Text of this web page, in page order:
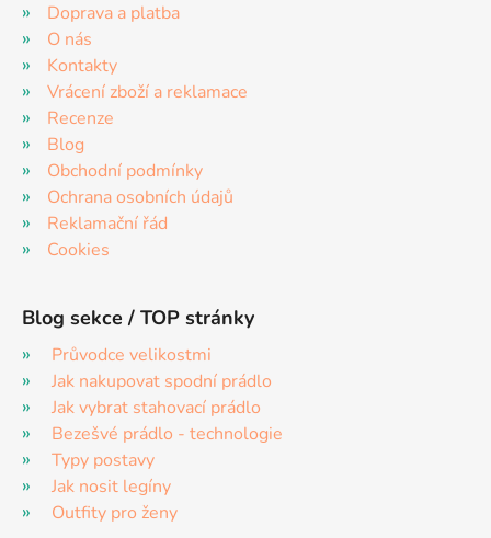
Doprava a platba
O nás
Kontakty
Vrácení zboží a reklamace
Recenze
Blog
Obchodní podmínky
Ochrana osobních údajů
Reklamační řád
Cookies
Blog sekce / TOP stránky
Průvodce velikostmi
Jak nakupovat spodní prádlo
Jak vybrat stahovací prádlo
Bezešvé prádlo - technologie
Typy postavy
Jak nosit legíny
Outfity pro ženy